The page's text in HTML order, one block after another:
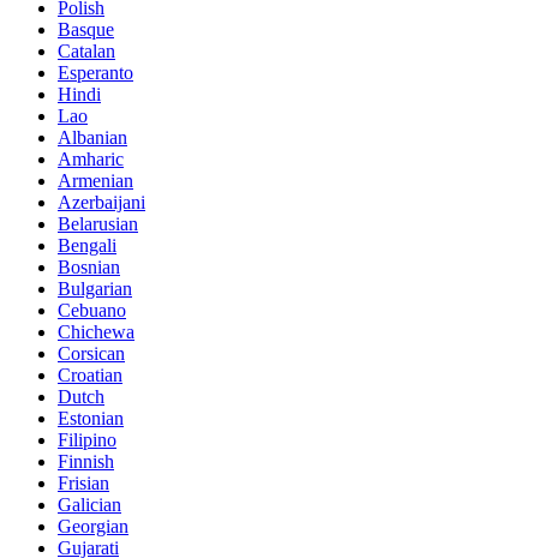
Polish
Basque
Catalan
Esperanto
Hindi
Lao
Albanian
Amharic
Armenian
Azerbaijani
Belarusian
Bengali
Bosnian
Bulgarian
Cebuano
Chichewa
Corsican
Croatian
Dutch
Estonian
Filipino
Finnish
Frisian
Galician
Georgian
Gujarati